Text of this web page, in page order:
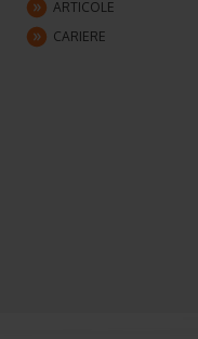
ARTICOLE
CARIERE